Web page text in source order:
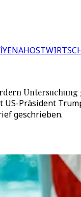
NAHOST
Untersuchung
US-Präsident
geschrieben.